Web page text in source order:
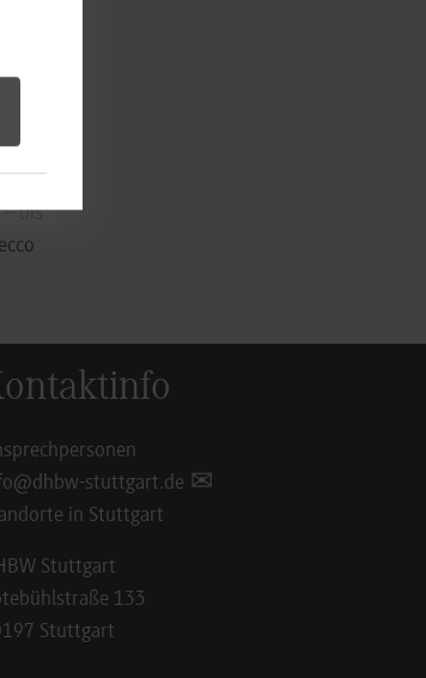
bis
stuttgart.de
in Stuttgart
Stuttgart
133
Stuttgart